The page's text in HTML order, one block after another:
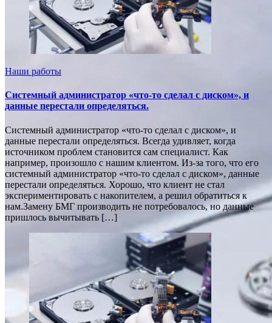
Наши работы
Системный администратор «что-то сделал с диском», и
данные перестали определяться.
Системный администратор «что-то сделал с диском», и
данные перестали определяться. Всегда удивляет, когда
источником проблем становится сам специалист. Как
например, произошло с нашим клиентом. Из-за того, что его
системный администратор «что-то сделал с диском», данные
перестали определяться. Хорошо, что клиент не стал
экспериментировать с накопителем, а решил обратиться к
нам.Замену БМГ производить не потребовалось, но данные
пришлось вычитывать […]